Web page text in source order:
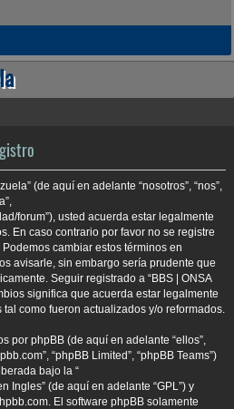
u
s
a
r
(de aquí en adelante “nosotros”, “nos”,
forum”), usted acuerda estar legalmente
En caso contrario por favor no se registre
Podemos cambiar estos términos en
avisarle, sin embargo sería prudente que
Seguir registrado a “BBS | ONSA
significa que acuerda estar legalmente
como fueron actualizados y/o reformados.
por phpBB (de aquí en adelante “ellos”,
“phpBB Limited”, “phpBB Teams”)
bajo la “
Ingles” (de aquí en adelante “GPL”) y
. El software phpBB solamente